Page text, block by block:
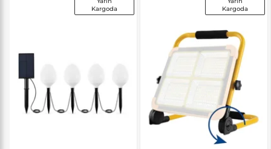
Kargoda
Kargoda